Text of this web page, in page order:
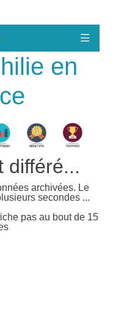
en
différé...
archivées. Le
secondes ...
pas au bout de 15